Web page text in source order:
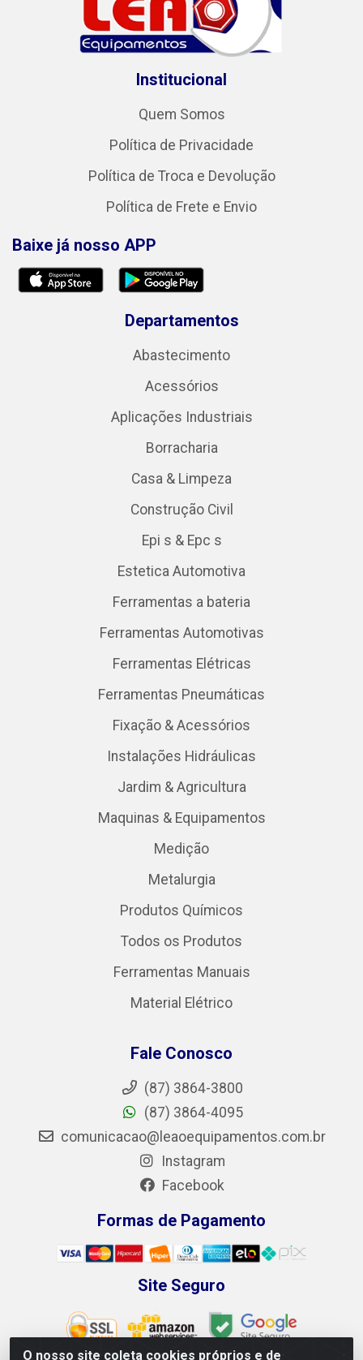
O nosso site coleta cookies próprios e de
Institucional
Quem Somos
Política de Privacidade
Política de Troca e Devolução
Política de Frete e Envio
Baixe já nosso APP
Departamentos
Abastecimento
Acessórios
Aplicações Industriais
Borracharia
Casa & Limpeza
Construção Civil
Epi s & Epc s
Estetica Automotiva
Ferramentas a bateria
Ferramentas Automotivas
Ferramentas Elétricas
Ferramentas Pneumáticas
Fixação & Acessórios
Instalações Hidráulicas
Jardim & Agricultura
Maquinas & Equipamentos
Medição
Metalurgia
Produtos Químicos
Todos os Produtos
Ferramentas Manuais
Material Elétrico
Fale Conosco
(87) 3864-3800
(87) 3864-4095
comunicacao@leaoequipamentos.com.br
Instagram
Facebook
Formas de Pagamento
Site Seguro